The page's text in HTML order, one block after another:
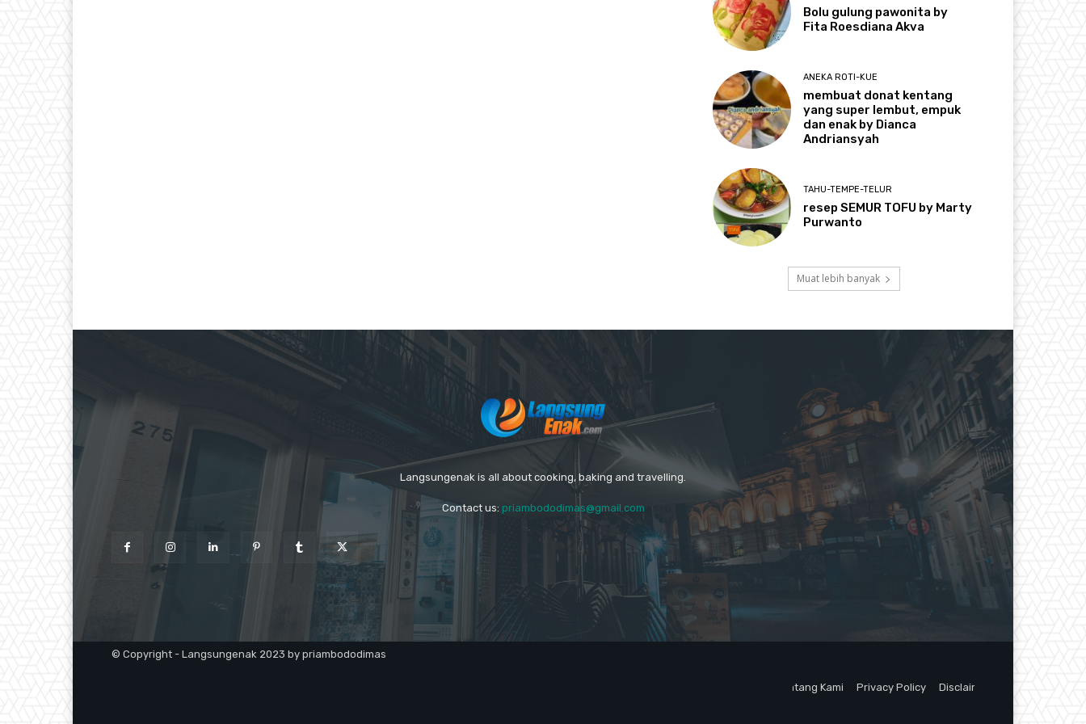
Bolu gulung pawonita by
Fita Roesdiana Akva
ANEKA ROTI-KUE
membuat donat kentang
yang super lembut, empuk
dan enak by Dianca
Andriansyah
TAHU-TEMPE-TELUR
resep SEMUR TOFU by Marty
Purwanto
Muat lebih banyak
Langsungenak is all about cooking, baking and travelling.
Contact us: priambododimas@gmail.com
© Copyright - Langsungenak 2023 by priambododimas
Tentang Kami Privacy Policy Disclaimer